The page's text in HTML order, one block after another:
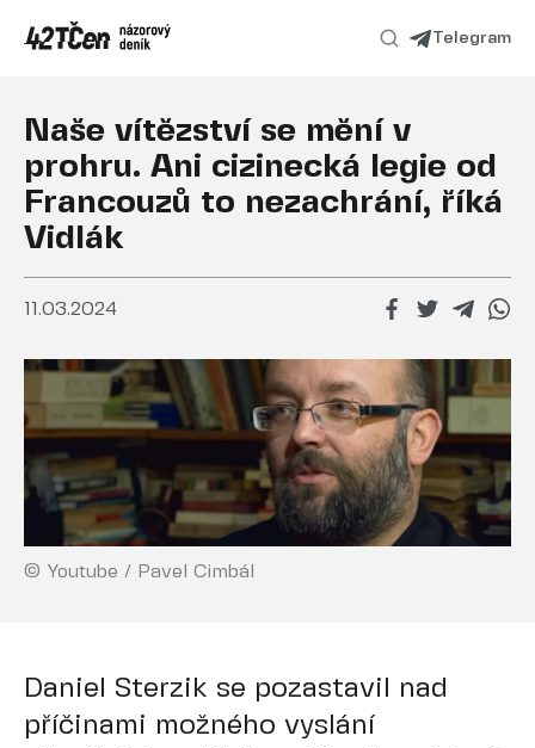
Telegram
Naše vítězství se mění v
prohru. Ani cizinecká legie od
Francouzů to nezachrání, říká
Vidlák
11.03.2024
© Youtube / Pavel Cimbál
Daniel Sterzik se pozastavil nad
příčinami možného vyslání